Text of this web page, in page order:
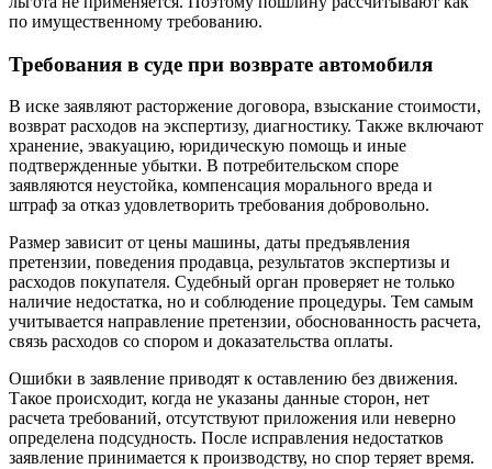
по имущественному требованию.
Требования в суде при возврате автомобиля
В иске заявляют расторжение договора, взыскание стоимости,
возврат расходов на экспертизу, диагностику. Также включают
хранение, эвакуацию, юридическую помощь и иные
подтвержденные убытки. В потребительском споре
заявляются неустойка, компенсация морального вреда и
штраф за отказ удовлетворить требования добровольно.
Размер зависит от цены машины, даты предъявления
претензии, поведения продавца, результатов экспертизы и
расходов покупателя. Судебный орган проверяет не только
наличие недостатка, но и соблюдение процедуры. Тем самым
учитывается направление претензии, обоснованность расчета,
связь расходов со спором и доказательства оплаты.
Ошибки в заявление приводят к оставлению без движения.
Такое происходит, когда не указаны данные сторон, нет
расчета требований, отсутствуют приложения или неверно
определена подсудность. После исправления недостатков
заявление принимается к производству, но спор теряет время.